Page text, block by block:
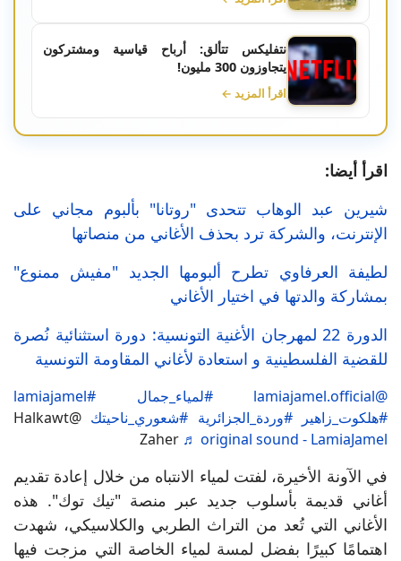
نتفليكس تتألق: أرباح قياسية ومشتركون
يتجاوزون 300 مليون!
اقرأ المزيد ←
اقرأ أيضا:
شيرين عبد الوهاب تتحدى "روتانا" بألبوم مجاني على
الإنترنت، والشركة ترد بحذف الأغاني من منصاتها
لطيفة العرفاوي تطرح ألبومها الجديد "مفيش ممنوع"
بمشاركة والدتها في اختيار الأغاني
الدورة 22 لمهرجان الأغنية التونسية: دورة استثنائية نُصرة
للقضية الفلسطينية و استعادة لأغاني المقاومة التونسية
@lamiajamel.official #لمياء_جمال
#lamiajamel
#هلكوت_زاهير
#وردة_الجزائرية #شعوري_ناحيتك
@Halkawt
Zaher ♬ original sound - LamiaJamel
في الآونة الأخيرة، لفتت لمياء الانتباه من خلال إعادة تقديم
أغاني قديمة بأسلوب جديد عبر منصة "تيك توك". هذه
الأغاني التي تُعد من التراث الطربي والكلاسيكي، شهدت
اهتمامًا كبيرًا بفضل لمسة لمياء الخاصة التي مزجت فيها